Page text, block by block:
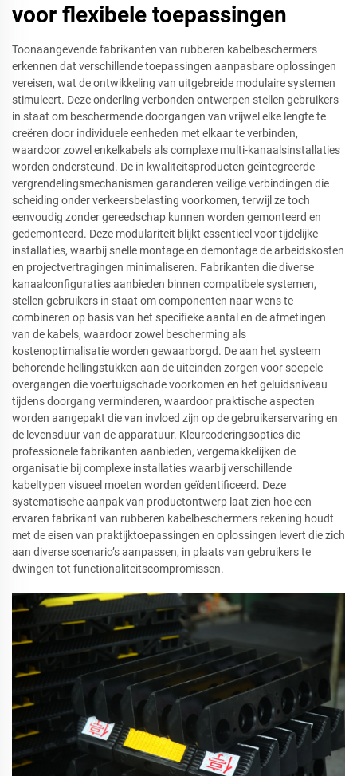
voor flexibele toepassingen
Toonaangevende fabrikanten van rubberen kabelbeschermers
erkennen dat verschillende toepassingen aanpasbare oplossingen
vereisen, wat de ontwikkeling van uitgebreide modulaire systemen
stimuleert. Deze onderling verbonden ontwerpen stellen gebruikers
in staat om beschermende doorgangen van vrijwel elke lengte te
creëren door individuele eenheden met elkaar te verbinden,
waardoor zowel enkelkabels als complexe multi-kanaalsinstallaties
worden ondersteund. De in kwaliteitsproducten geïntegreerde
vergrendelingsmechanismen garanderen veilige verbindingen die
scheiding onder verkeersbelasting voorkomen, terwijl ze toch
eenvoudig zonder gereedschap kunnen worden gemonteerd en
gedemonteerd. Deze modulariteit blijkt essentieel voor tijdelijke
installaties, waarbij snelle montage en demontage de arbeidskosten
en projectvertragingen minimaliseren. Fabrikanten die diverse
kanaalconfiguraties aanbieden binnen compatibele systemen,
stellen gebruikers in staat om componenten naar wens te
combineren op basis van het specifieke aantal en de afmetingen
van de kabels, waardoor zowel bescherming als
kostenoptimalisatie worden gewaarborgd. De aan het systeem
behorende hellingstukken aan de uiteinden zorgen voor soepele
overgangen die voertuigschade voorkomen en het geluidsniveau
tijdens doorgang verminderen, waardoor praktische aspecten
worden aangepakt die van invloed zijn op de gebruikerservaring en
de levensduur van de apparatuur. Kleurcoderingsopties die
professionele fabrikanten aanbieden, vergemakkelijken de
organisatie bij complexe installaties waarbij verschillende
kabeltypen visueel moeten worden geïdentificeerd. Deze
systematische aanpak van productontwerp laat zien hoe een
ervaren fabrikant van rubberen kabelbeschermers rekening houdt
met de eisen van praktijktoepassingen en oplossingen levert die zich
aan diverse scenario’s aanpassen, in plaats van gebruikers te
dwingen tot functionaliteitscompromissen.